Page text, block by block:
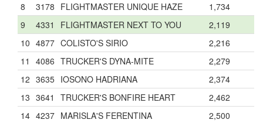
8
3178 FLIGHTMASTER UNIQUE HAZE
1,734
9
4331 FLIGHTMASTER NEXT TO YOU
2,119
10 4877 COLISTO'S SIRIO
2,216
11
4086 TRUCKER'S DYNA-MITE
2,279
12 3635 IOSONO HADRIANA
2,374
13 3641 TRUCKER'S BONFIRE HEART
2,462
14 4237 MARISLA'S FERENTINA
2,500